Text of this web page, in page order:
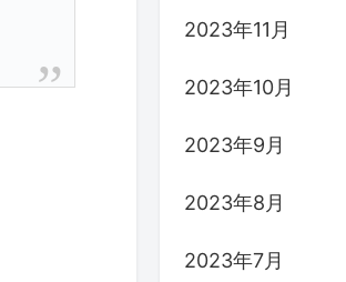
2023年11月
2023年10月
2023年9月
2023年8月
2023年7月